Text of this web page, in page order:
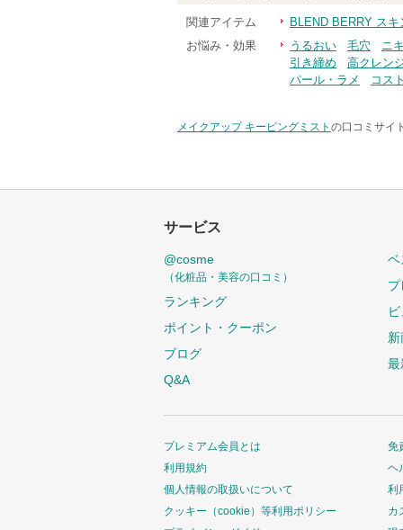
関連アイテム BLEND BERRY ス
お悩み・効果
うるおい 毛穴 ニ
引き締め
高クレン
パール・ラメ
コス
メイクアップ キーピングミスト の口コミサイ
サービス
@cosme
（化粧品・美容の口コミ）
ランキング
ポイント・クーポン
ブログ
Q&A
ベ
プ
最
プレミアム会員とは
利用規約
個人情報の取扱いについて
クッキー（cookie）等利用ポリシー
免
ヘ
利
カ